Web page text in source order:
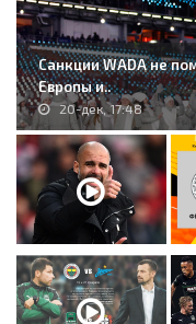
Санкции WADA не
Европы и..
20-дек, 17:48